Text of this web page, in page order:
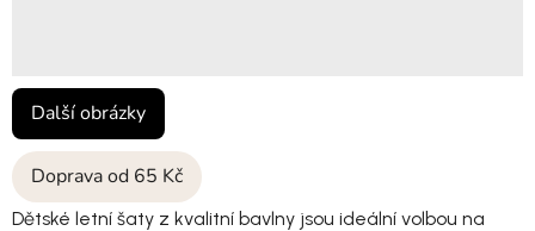
Doprava od 65 Kč
Dětské letní šaty z kvalitní bavlny jsou ideální volbou na
Další obrázky